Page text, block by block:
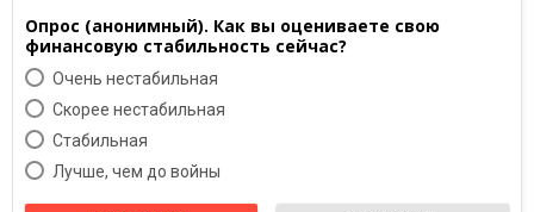
Опрос (анонимный). Как вы оцениваете свою
финансовую стабильность сейчас?
Очень нестабильная
Скорее нестабильная
Cтабильная
Лучше, чем до войны